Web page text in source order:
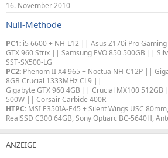
16. November 2010
Null-Methode
PC1: i5 6600 + NH-L12 || Asus Z170i Pro
GTX 960 Strix || Samsung EVO 850 500GB ||
SST-SX500-LG
PC2: Phenom II X4 965 + Noctua NH-C12P ||
8GB Crucial 1333MHz CL9 ||
Gigabyte GTX 960 4GB || Crucial MX100
500W || Corsair Carbide 400R
HTPC: MSI E350IA-E45 + Silent Wings USC
RealSSD C300 64GB, Sony Optiarc BC-5640H,